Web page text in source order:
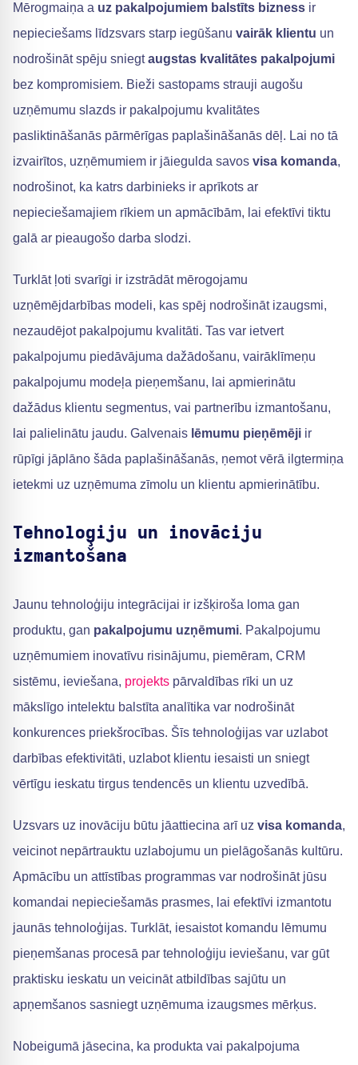
Mērogmaiņa a uz pakalpojumiem balstīts bizness ir
nepieciešams līdzsvars starp iegūšanu vairāk klientu un
nodrošināt spēju sniegtaugstas kvalitātes pakalpojumi
bez kompromisiem. Bieži sastopams strauji augošu
uzņēmumu slazds ir pakalpojumu kvalitātes
pasliktināšanās pārmērīgas paplašināšanās dēļ. Lai no tā
izvairītos, uzņēmumiem ir jāiegulda savos visa komanda,
nodrošinot, ka katrs darbinieks ir aprīkots ar
nepieciešamajiem rīkiem un apmācībām, lai efektīvi tiktu
galā ar pieaugošo darba slodzi.
Turklāt ļoti svarīgi ir izstrādāt mērogojamu
uzņēmējdarbības modeli, kas spēj nodrošināt izaugsmi,
nezaudējot pakalpojumu kvalitāti. Tas var ietvert
pakalpojumu piedāvājuma dažādošanu, vairāklīmeņu
pakalpojumu modeļa pieņemšanu, lai apmierinātu
dažādus klientu segmentus, vai partnerību izmantošanu,
lai palielinātu jaudu. Galvenais lēmumu pieņēmēji ir
rūpīgi jāplāno šāda paplašināšanās, ņemot vērā ilgtermiņa
ietekmi uz uzņēmuma zīmolu un klientu apmierinātību.
Tehnoloģiju un inovāciju
izmantošana
Jaunu tehnoloģiju integrācijai ir izšķiroša loma gan
produktu, gan pakalpojumu uzņēmumi. Pakalpojumu
uzņēmumiem inovatīvu risinājumu, piemēram, CRM
sistēmu, ieviešana, projekts pārvaldības rīki un uz
mākslīgo intelektu balstīta analītika var nodrošināt
konkurences priekšrocības. Šīs tehnoloģijas var uzlabot
darbības efektivitāti, uzlabot klientu iesaisti un sniegt
vērtīgu ieskatu tirgus tendencēs un klientu uzvedībā.
Uzsvars uz inovāciju būtu jāattiecina arī uz visa komanda,
veicinot nepārtrauktu uzlabojumu un pielāgošanās kultūru.
Apmācību un attīstības programmas var nodrošināt jūsu
komandai nepieciešamās prasmes, lai efektīvi izmantotu
jaunās tehnoloģijas. Turklāt, iesaistot komandu lēmumu
pieņemšanas procesā par tehnoloģiju ieviešanu, var gūt
praktisku ieskatu un veicināt atbildības sajūtu un
apņemšanos sasniegt uzņēmuma izaugsmes mērķus.
Nobeigumā jāsecina, ka produkta vai pakalpojuma